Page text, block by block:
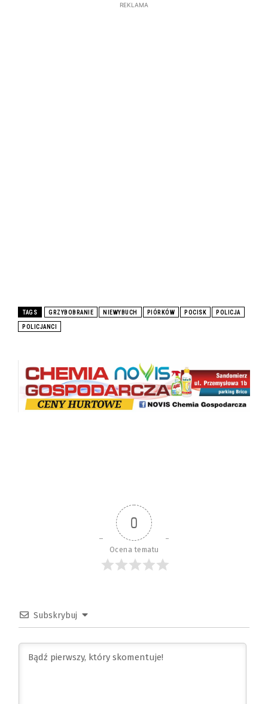
REKLAMA
TAGS GRZYBOBRANIE NIEWYBUCH PIÓRKÓW POCISK POLICJA
POLICJANCI
0
Ocena tematu
Subskrybuj